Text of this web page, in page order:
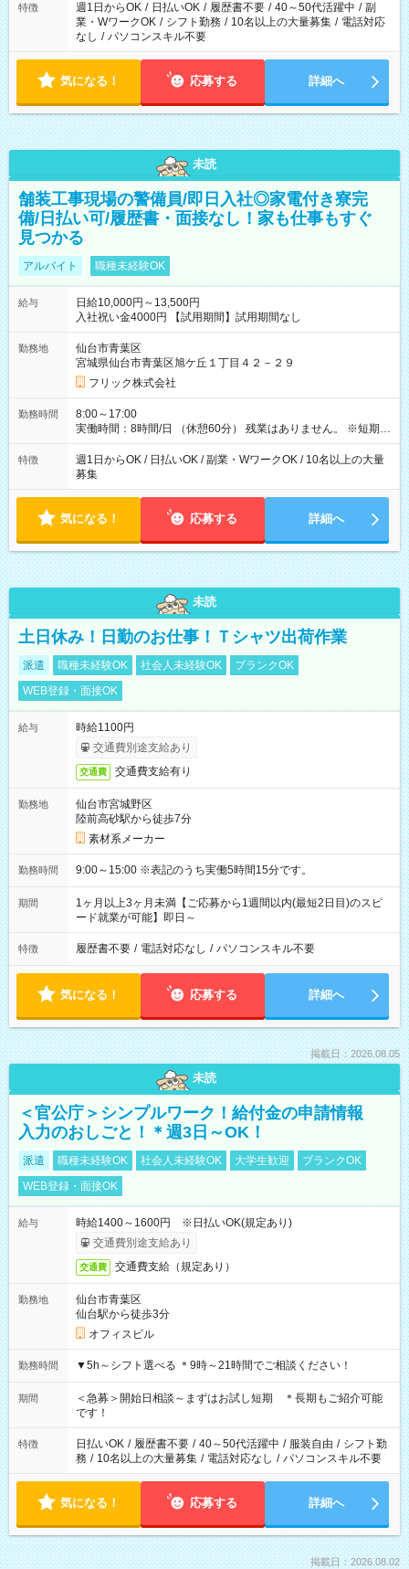
特徴 週1日からOK / 日払いOK / 履歴書不要 / 40～50代活躍中 / 副
業・WワークOK / シフト勤務 / 10名以上の大量募集 / 電話対応
なし / パソコンスキル不要
気になる！ 応募する 詳細へ
未読
舗装工事現場の警備員/即日入社◎家電付き寮完
備/日払い可/履歴書・面接なし！家も仕事もすぐ
見つかる
アルバイト 職種未経験OK
給与
日給10,000円～13,500円
入社祝い金4000円 【試用期間】試用期間なし
勤務地
仙台市青葉区
宮城県仙台市青葉区旭ケ丘１丁目４２－２９
フリック株式会社
勤務時間
8:00～17:00
実働時間：8時間/日 （休憩60分） 残業はありません。 ※短期の
募集は行っておりません。予めご了承くださいませ。
特徴
週1日からOK / 日払いOK / 副業・WワークOK / 10名以上の大量
募集
気になる！ 応募する 詳細へ
未読
土日休み！日勤のお仕事！Ｔシャツ出荷作業
派遣 職種未経験OK 社会人未経験OK
ブランクOK
WEB登録・面接OK
給与
時給1100円
交通費別途支給あり
交通費 交通費支給有り
勤務地
仙台市宮城野区
陸前高砂駅から徒歩7分
素材系メーカー
勤務時間 9:00～15:00 ※表記のうち実働5時間15分です。
期間
1ヶ月以上3ヶ月未満【ご応募から1週間以内(最短2日目)のスピ
ード就業が可能】即日～
特徴 履歴書不要 / 電話対応なし / パソコンスキル不要
気になる！ 応募する 詳細へ
掲載日：2026.08.05
未読
＜官公庁＞シンプルワーク！給付金の申請情報
入力のおしごと！＊週3日～OK！
派遣 職種未経験OK 社会人未経験OK 大学生歓迎
ブランクOK
WEB登録・面接OK
給与
時給1400～1600円 ※日払いOK(規定あり)
交通費別途支給あり
交通費 交通費支給（規定あり）
勤務地
仙台市青葉区
仙台駅から徒歩3分
オフィスビル
勤務時間 ▼5h～シフト選べる ＊9時～21時間でご相談ください！
期間
＜急募＞開始日相談～まずはお試し短期 ＊長期もご紹介可能
です！
特徴 日払いOK / 履歴書不要 / 40～50代活躍中 / 服装自由 / シフト勤
務 / 10名以上の大量募集 / 電話対応なし / パソコンスキル不要
気になる！ 応募する 詳細へ
掲載日：2026.08.02